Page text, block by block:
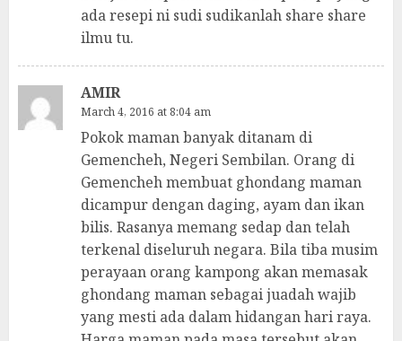
ada resepi ni sudi sudikanlah share share
ilmu tu.
AMIR
March 4, 2016 at 8:04 am
Pokok maman banyak ditanam di
Gemencheh, Negeri Sembilan. Orang di
Gemencheh membuat ghondang maman
dicampur dengan daging, ayam dan ikan
bilis. Rasanya memang sedap dan telah
terkenal diseluruh negara. Bila tiba musim
perayaan orang kampong akan memasak
ghondang maman sebagai juadah wajib
yang mesti ada dalam hidangan hari raya.